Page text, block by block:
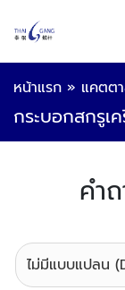
หน้าแรก » แคตต
กระบอกสกรู
คำ
ไม่มีแบบแปลน